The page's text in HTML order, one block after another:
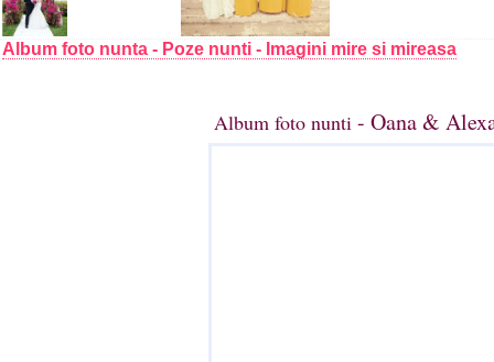
Album foto nunta - Poze nunti - Imagini mire si mireasa
Album foto nunti - Oana &